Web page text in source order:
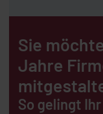
Sie
Jahre
So gelingt